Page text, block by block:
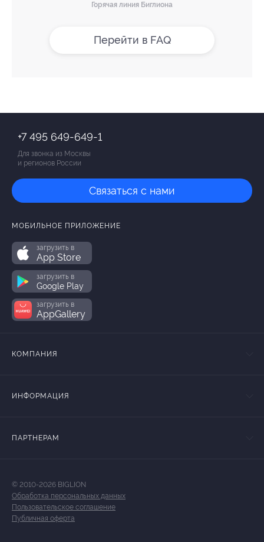
Горячая линия Биглиона
Перейти в FAQ
+7 495 649-649-1
Для звонка из Москвы
и регионов России
Связаться с нами
МОБИЛЬНОЕ ПРИЛОЖЕНИЕ
загрузить в
App Store
загрузить в
Google Play
загрузить в
AppGallery
КОМПАНИЯ
ИНФОРМАЦИЯ
ПАРТНЕРАМ
© 2010-2026 BIGLION
Обработка персональных данных
Пользовательское соглашение
Публичная оферта